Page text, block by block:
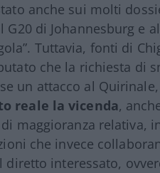
anche sui molti
di Johannesburg e
Tuttavia, fonti di
che la richiesta di
un attacco al
reale la vicenda,
maggioranza relativa,
che invece
diretto interessato,